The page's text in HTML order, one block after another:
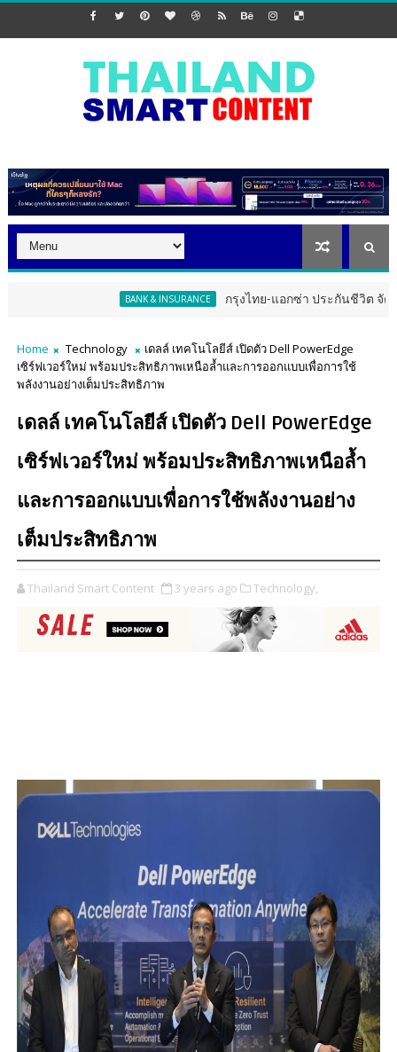
BANK & INSURANCE กรุงไทย-แอกซ่า ประกันชีวิต จัดงาน ERD
Home Technology
เดลล์ เทคโนโลยีส์ เปิดตัว Dell PowerEdge
เซิร์ฟเวอร์ใหม่ พร้อมประสิทธิภาพเหนือล้ำและการออกแบบเพื่อการใช้
พลังงานอย่างเต็มประสิทธิภาพ
เดลล์ เทคโนโลยีส์ เปิดตัว Dell PowerEdge
เซิร์ฟเวอร์ใหม่ พร้อมประสิทธิภาพเหนือล้ำ
และการออกแบบเพื่อการใช้พลังงานอย่าง
เต็มประสิทธิภาพ
Thailand Smart Content 3 years ago Technology,